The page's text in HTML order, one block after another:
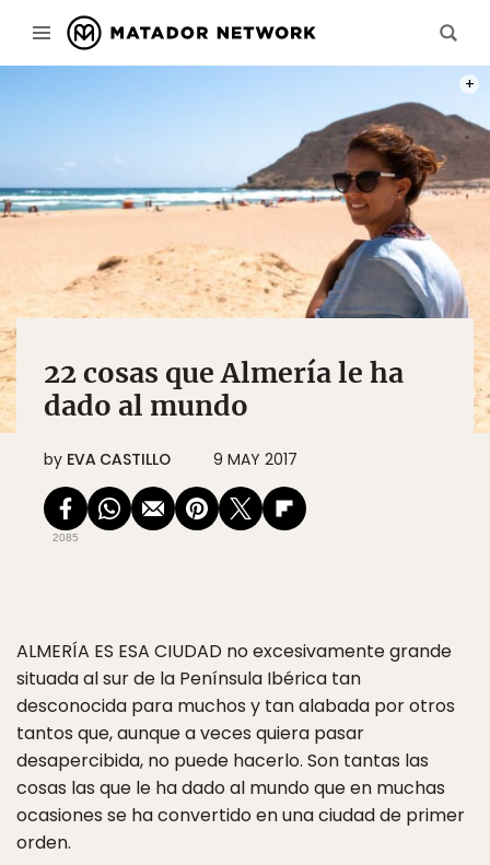
22 cosas que Almería le ha
dado al mundo
by EVA CASTILLO 9 MAY 2017
2085
ALMERÍA ES ESA CIUDAD no excesivamente grande
situada al sur de la Península Ibérica tan
desconocida para muchos y tan alabada por otros
tantos que, aunque a veces quiera pasar
desapercibida, no puede hacerlo. Son tantas las
cosas las que le ha dado al mundo que en muchas
ocasiones se ha convertido en una ciudad de primer
orden.